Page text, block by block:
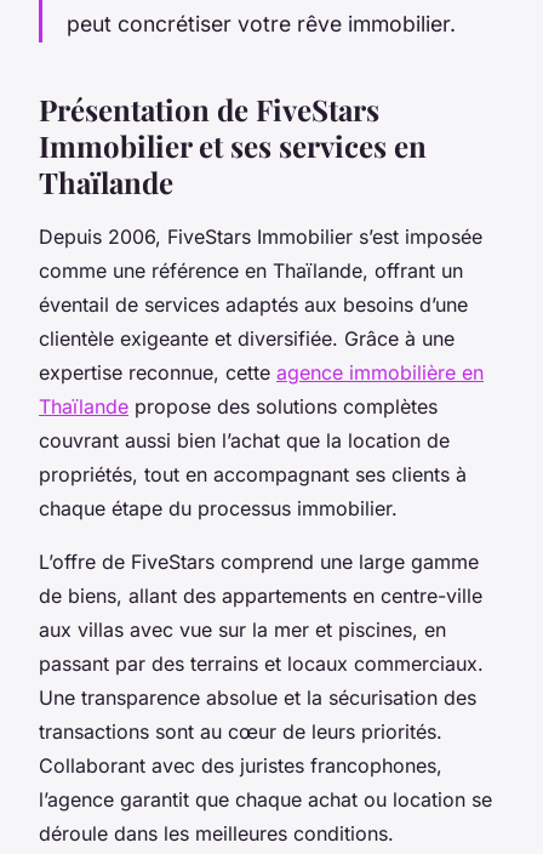
peut concrétiser votre rêve immobilier.
Présentation de FiveStars
Immobilier et ses services en
Thaïlande
Depuis 2006, FiveStars Immobilier s’est imposée
comme une référence en Thaïlande, offrant un
éventail de services adaptés aux besoins d’une
clientèle exigeante et diversifiée. Grâce à une
expertise reconnue, cette agence immobilière en
Thaïlande propose des solutions complètes
couvrant aussi bien l’achat que la location de
propriétés, tout en accompagnant ses clients à
chaque étape du processus immobilier.
L’offre de FiveStars comprend une large gamme
de biens, allant des appartements en centre-ville
aux villas avec vue sur la mer et piscines, en
passant par des terrains et locaux commerciaux.
Une transparence absolue et la sécurisation des
transactions sont au cœur de leurs priorités.
Collaborant avec des juristes francophones,
l’agence garantit que chaque achat ou location se
déroule dans les meilleures conditions.